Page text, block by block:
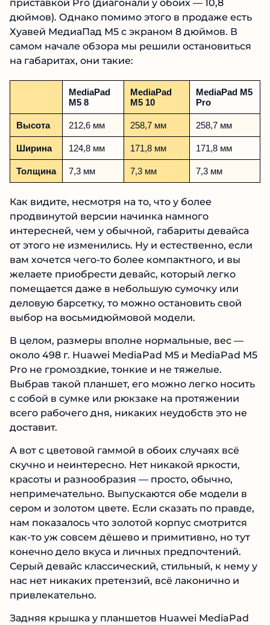
приставкой Pro (диагонали у обоих — 10,8
дюймов). Однако помимо этого в продаже есть
Хуавей МедиаПад М5 с экраном 8 дюймов. В
самом начале обзора мы решили остановиться
на габаритах, они такие:
MediaPad
M5 8
MediaPad
M5 10
MediaPad M5
Pro
Высота 212,6 мм 258,7 мм 258,7 мм
Ширина 124,8 мм 171,8 мм 171,8 мм
Толщина 7,3 мм 7,3 мм 7,3 мм
Как видите, несмотря на то, что у более
продвинутой версии начинка намного
интересней, чем у обычной, габариты девайса
от этого не изменились. Ну и естественно, если
вам хочется чего-то более компактного, и вы
желаете приобрести девайс, который легко
помещается даже в небольшую сумочку или
деловую барсетку, то можно остановить свой
выбор на восьмидюймовой модели.
В целом, размеры вполне нормальные, вес —
около 498 г. Huawei MediaPad M5 и MediaPad M5
Pro не громоздкие, тонкие и не тяжелые.
Выбрав такой планшет, его можно легко носить
с собой в сумке или рюкзаке на протяжении
всего рабочего дня, никаких неудобств это не
доставит.
А вот с цветовой гаммой в обоих случаях всё
скучно и неинтересно. Нет никакой яркости,
красоты и разнообразия — просто, обычно,
непримечательно. Выпускаются обе модели в
сером и золотом цвете. Если сказать по правде,
нам показалось что золотой корпус смотрится
как-то уж совсем дёшево и примитивно, но тут
конечно дело вкуса и личных предпочтений.
Серый девайс классический, стильный, к нему у
нас нет никаких претензий, всё лаконично и
привлекательно.
Задняя крышка у планшетов Huawei MediaPad